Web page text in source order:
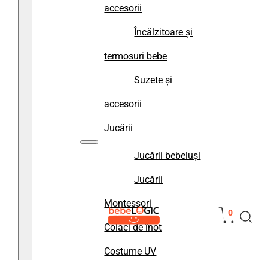
accesorii
Încălzitoare și
termosuri bebe
Suzete și
accesorii
Jucării
Jucării bebeluși
Jucării
Montessori
Colaci de înot
Costume UV
0